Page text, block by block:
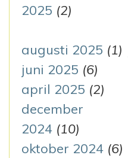
2025 (2)
augusti 2025 (1)
juni 2025 (6)
april 2025 (2)
december
2024 (10)
oktober 2024 (6)